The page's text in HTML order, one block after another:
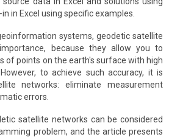
in Excel using specific examples.
systems, geodetic satellite
because they allow you to
of points on the earth's surface with high
to achieve such accuracy, it is
networks: eliminate measurement
errors.
satellite networks can be considered
problem, and the article presents